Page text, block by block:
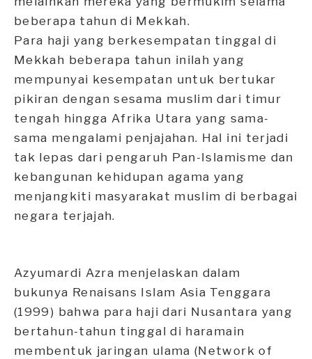
beberapa tahun di Mekkah.
Para haji yang berkesempatan tinggal di
Mekkah beberapa tahun inilah yang
mempunyai kesempatan untuk bertukar
pikiran dengan sesama muslim dari timur
tengah hingga Afrika Utara yang sama-
sama mengalami penjajahan. Hal ini terjadi
tak lepas dari pengaruh Pan-Islamisme dan
kebangunan kehidupan agama yang
menjangkiti masyarakat muslim di berbagai
negara terjajah.
Azyumardi Azra menjelaskan dalam
bukunya Renaisans Islam Asia Tenggara
(1999) bahwa para haji dari Nusantara yang
bertahun-tahun tinggal di haramain
membentuk jaringan ulama (Network of